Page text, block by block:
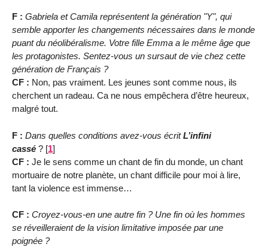
F : Gabriela et Camila représentent la génération "Y", qui
semble apporter les changements nécessaires dans le monde
puant du néolibéralisme. Votre fille Emma a le même âge que
les protagonistes. Sentez-vous un sursaut de vie chez cette
génération de Français ?
CF : Non, pas vraiment. Les jeunes sont comme nous, ils
cherchent un radeau. Ca ne nous empêchera d’être heureux,
malgré tout.
F : Dans quelles conditions avez-vous écritL’infini
cassé ? [1]
CF : Je le sens comme un chant de fin du monde, un chant
mortuaire de notre planète, un chant difficile pour moi à lire,
tant la violence est immense…
CF : Croyez-vous-en une autre fin ? Une fin où les hommes
se réveilleraient de la vision limitative imposée par une
poignée ?